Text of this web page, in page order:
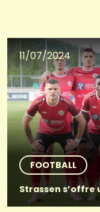
11/07/2024
FOOTBALL
Strassen s’offre